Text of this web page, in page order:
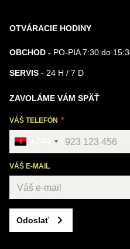
OTVÁRACIE HODINY
OBCHOD - PO-PIA 7:30 do
SERVIS - 24 H / 7 D
ZAVOLÁME VÁM SPÄŤ
VÁŠ TELEFÓN
VÁŠ E-MAIL
Odoslať